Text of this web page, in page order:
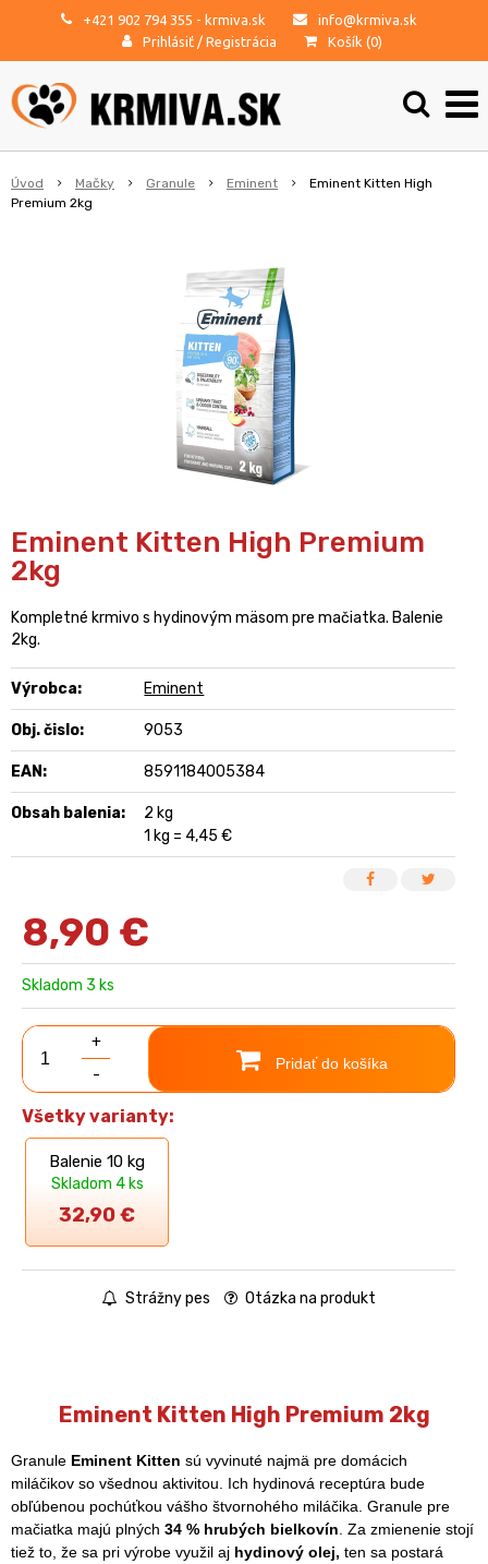
+421 902 794 355 - krmiva.sk
info@krmiva.sk
Prihlásiť / Registrácia Košík (0)
Úvod Mačky Granule Eminent
Eminent Kitten High
Premium 2kg
Eminent Kitten High Premium
2kg
Kompletné krmivo s hydinovým mäsom pre mačiatka. Balenie
2kg.
Výrobca: Eminent
Obj. čislo: 9053
EAN: 8591184005384
Obsah balenia:
2 kg
1 kg = 4,45 €
8,90 €
Skladom 3 ks
+
-
Pridať do košíka
Všetky varianty:
Balenie 10 kg
Skladom 4 ks
32,90€
Strážny pes Otázka na produkt
Eminent Kitten High Premium 2kg
Granule Eminent Kitten sú vyvinuté najmä pre domácich
miláčikov so všednou aktivitou. Ich hydinová receptúra bude
obľúbenou pochúťkou vášho štvornohého miláčika. Granule pre
mačiatka majú plných 34 % hrubých bielkovín . Za zmienenie stojí
tiež to, že sa pri výrobe využil aj hydinový olej, ten sa postará